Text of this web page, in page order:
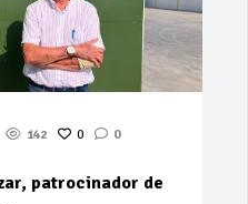
142 0 0
patrocinador de